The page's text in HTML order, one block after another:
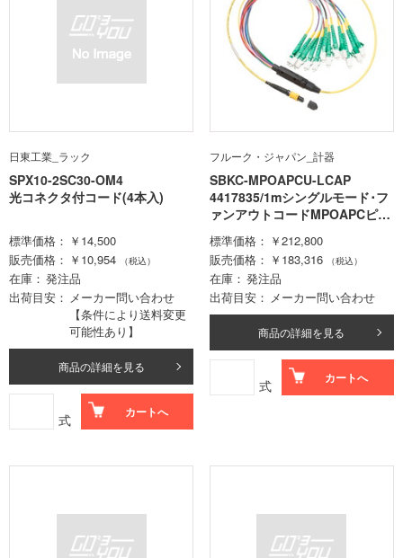
日東工業_ラック
SPX10-2SC30-OM4
光コネクタ付コード(4本入)
標準価格
￥14,500
販売価格
￥10,954 （税込）
在庫
発注品
出荷目安
メーカー問い合わせ
【条件により送料変更
可能性あり】
商品の詳細を見る
式 カートへ
フルーク・ジャパン_計器
SBKC-MPOAPCU-LCAP
4417835/1mシングルモード･フ
ァンアウトコードMPOAPCピン
無/LCAPCコ
標準価格
￥212,800
販売価格
￥183,316 （税込）
在庫
発注品
出荷目安
メーカー問い合わせ
商品の詳細を見る
式 カートへ